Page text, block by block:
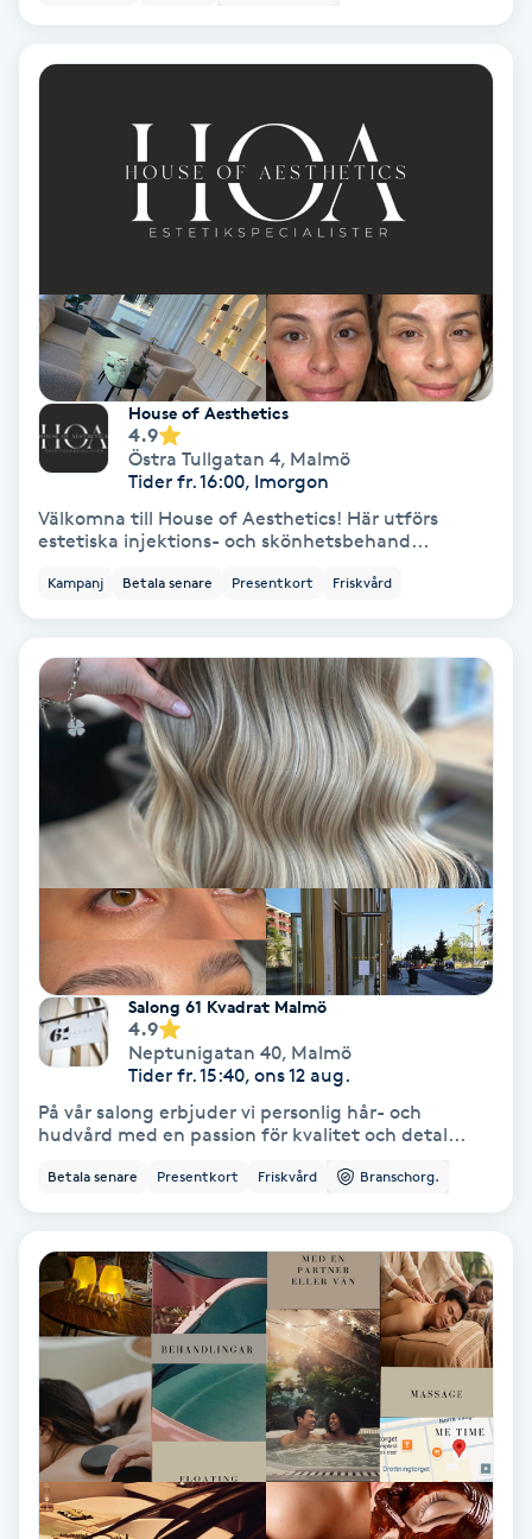
Kinesisk medicin
Klippning
Klippning & Slingor
Klippning ungdom
Koppningsmassage
Kosmetisk tatuering
Kroppsinpackning
Kroppspeeling
Käkledsbehandling
Kärlbehandling
Laserbehandling
Lashlift Keratin
LED-ljusterapi
Liktornar
LPG
LPG-behandling
LPG-massage
Luggklippning
House of Aesthetics
4.9
Östra Tullgatan 4, Malmö
Tider fr. 16:00, Imorgon
Välkomna till House of Aesthetics! Här utförs
estetiska injektions- och skönhetsbehand...
Kampanj Betala senare Presentkort Friskvård
Salong 61 Kvadrat Malmö
4.9
Neptunigatan 40, Malmö
Tider fr. 15:40, ons 12 aug.
På vår salong erbjuder vi personlig hår- och
hudvård med en passion för kvalitet och detal...
Betala senare Presentkort Friskvård Branschorg.